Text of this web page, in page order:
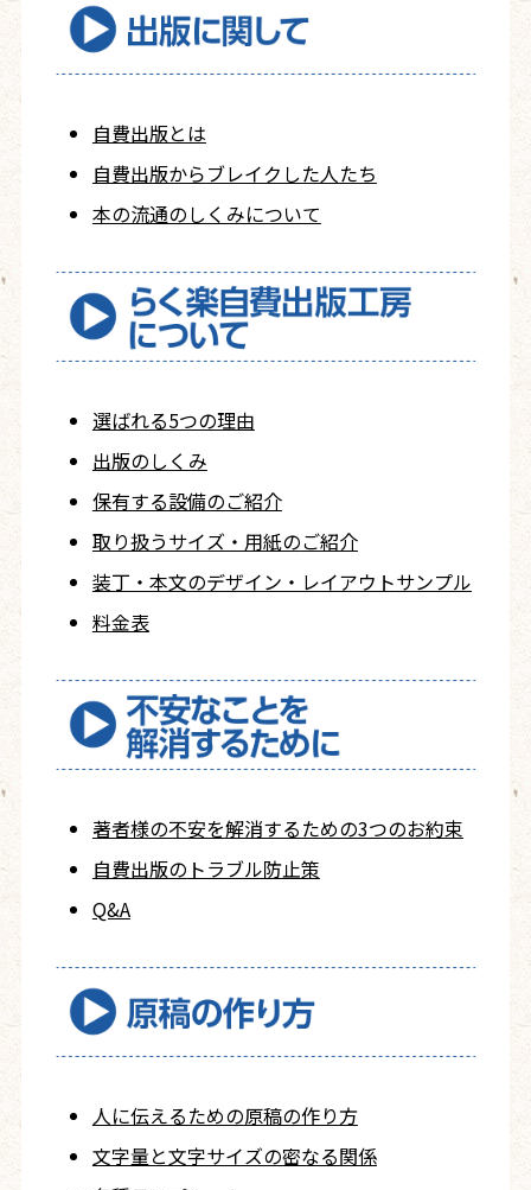
自費出版とは
自費出版からブレイクした人たち
本の流通のしくみについて
選ばれる5つの理由
出版のしくみ
保有する設備のご紹介
取り扱うサイズ・用紙のご紹介
装丁・本文のデザイン・レイアウトサンプル
料金表
著者様の不安を解消するための3つのお約束
自費出版の トラブル防止策
Q&A
人に伝えるための原稿の作り方
文字量と文字サイズの密なる関係